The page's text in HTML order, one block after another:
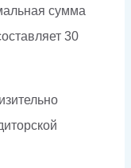
сумма
30